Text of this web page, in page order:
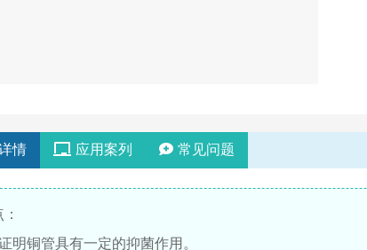
情 应用案列 常见问题
明铜管具有一定的抑菌作用。